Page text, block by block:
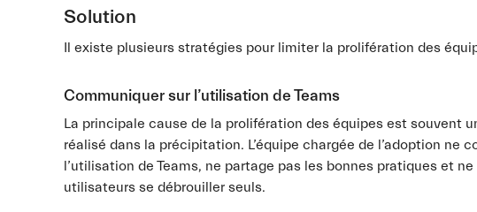
Solution
Il existe plusieurs stratégies pour limiter la prolifération des
Communiquer sur l’utilisation de Teams
La principale cause de la prolifération des équipes est souvent
réalisé dans la précipitation. L’équipe chargée de l’adoption ne
l’utilisation de Teams, ne partage pas les bonnes pratiques et
utilisateurs se débrouiller seuls.